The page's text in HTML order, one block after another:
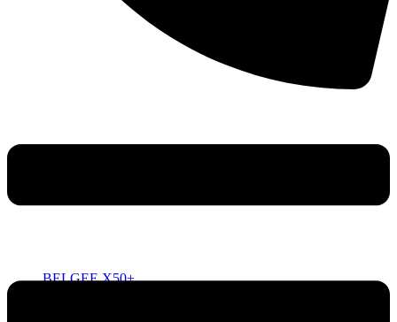
BELGEE X50+